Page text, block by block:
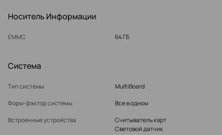
Носитель Информации
EMMC 64 ГБ
Система
Тип системы
MultiBoard
Форм-фактор системы
Все в одном
Встроенные устройства
Считыватель карт
Световой датчик